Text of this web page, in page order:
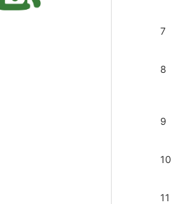
7
8
9
10
11